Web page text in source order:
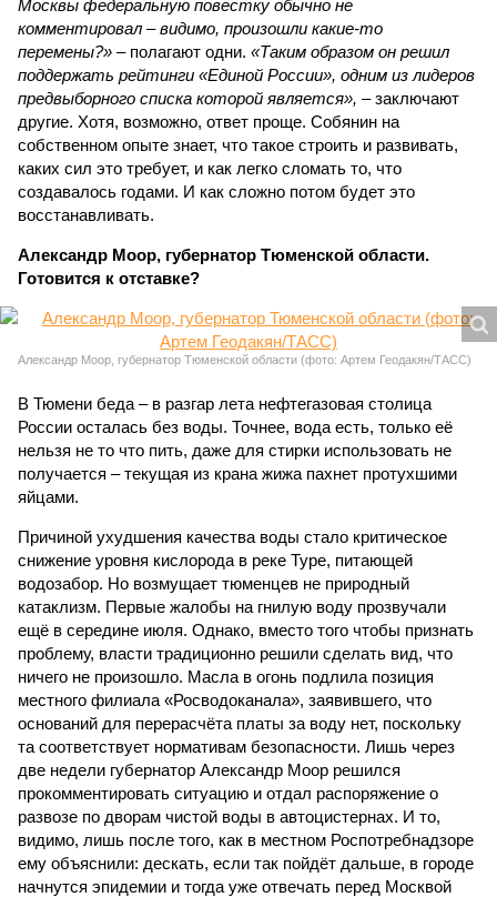
Москвы федеральную повестку обычно не
комментировал – видимо, произошли какие-то
перемены?» – полагают одни. «Таким образом он решил
поддержать рейтинги «Единой России», одним из лидеров
предвыборного списка которой является», – заключают
другие. Хотя, возможно, ответ проще. Собянин на
собственном опыте знает, что такое строить и развивать,
каких сил это требует, и как легко сломать то, что
создавалось годами. И как сложно потом будет это
восстанавливать.
Александр Моор, губернатор Тюменской области.
Готовится к отставке?
Александр Моор, губернатор Тюменской области (фото: Артем Геодакян/ТАСС)
В Тюмени беда – в разгар лета нефтегазовая столица
России осталась без воды. Точнее, вода есть, только её
нельзя не то что пить, даже для стирки использовать не
получается – текущая из крана жижа пахнет протухшими
яйцами.
Причиной ухудшения качества воды стало критическое
снижение уровня кислорода в реке Туре, питающей
водозабор. Но возмущает тюменцев не природный
катаклизм. Первые жалобы на гнилую воду прозвучали
ещё в середине июля. Однако, вместо того чтобы признать
проблему, власти традиционно решили сделать вид, что
ничего не произошло. Масла в огонь подлила позиция
местного филиала «Росводоканала», заявившего, что
оснований для перерасчёта платы за воду нет, поскольку
та соответствует нормативам безопасности. Лишь через
две недели губернатор Александр Моор решился
прокомментировать ситуацию и отдал распоряжение о
развозе по дворам чистой воды в автоцистернах. И то,
видимо, лишь после того, как в местном Роспотребнадзоре
ему объяснили: дескать, если так пойдёт дальше, в городе
начнутся эпидемии и тогда уже отвечать перед Москвой